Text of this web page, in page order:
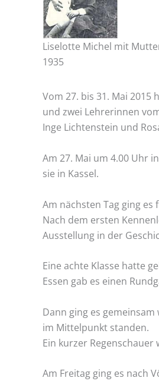
Liselotte Michel mit
1935
Vom 27. bis 31. Mai 2015
und zwei Lehrerinnen
Inge Lichtenstein und
Am 27. Mai um 4.00 Uhr
sie in Kassel.
Am nächsten Tag ging
Nach dem ersten
Ausstellung in der
Eine achte Klasse hatte
Essen gab es einen
Dann ging es
im Mittelpunkt standen.
Ein kurzer
Am Freitag ging es nach